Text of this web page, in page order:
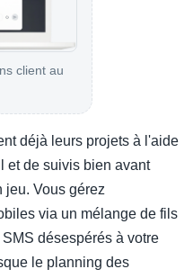
client au
déjà leurs projets à l'aide
et de suivis bien avant
jeu. Vous gérez
via un mélange de fils
désespérés à votre
le planning des